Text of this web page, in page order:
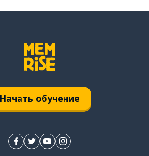
Начать обучение